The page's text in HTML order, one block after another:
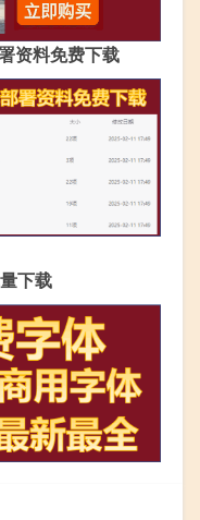
资料免费下载
下载